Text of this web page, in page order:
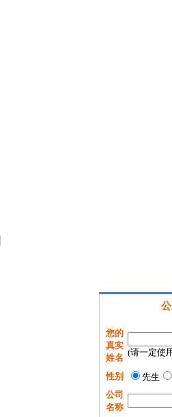
您的
真实
姓名
(请一定使
性别 先生
公司
名称